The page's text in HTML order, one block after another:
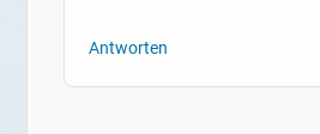
Antworten